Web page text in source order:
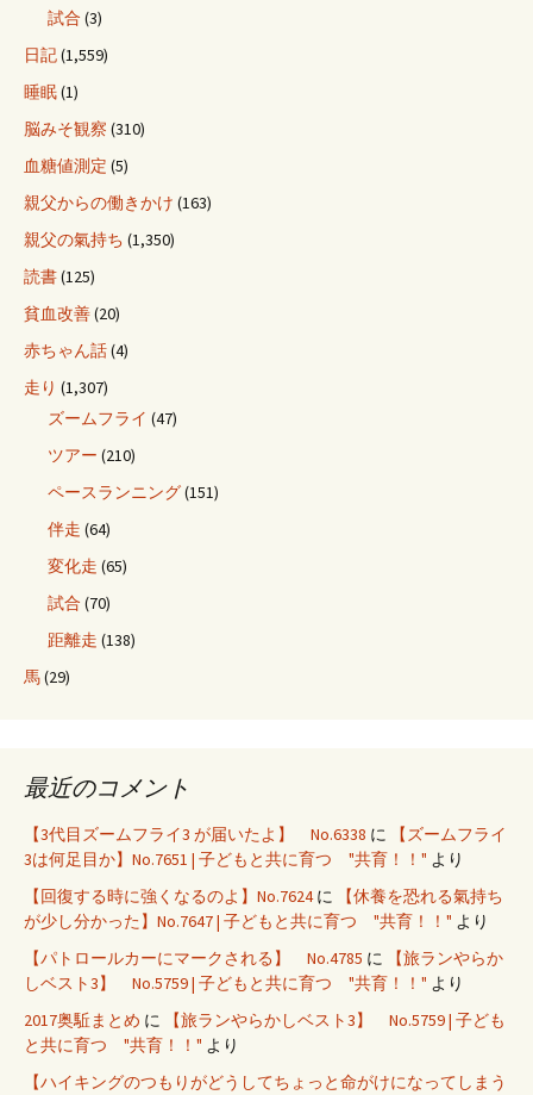
試合 (3)
日記(1,559)
睡眠(1)
脳みそ観察 (310)
血糖値測定 (5)
親父からの働きかけ (163)
親父の氣持ち (1,350)
読書(125)
貧血改善(20)
赤ちゃん話(4)
走り (1,307)
ズームフライ (47)
ツアー (210)
ペースランニング(151)
伴走 (64)
変化走 (65)
試合 (70)
距離走 (138)
馬(29)
最近のコメント
【3代目ズームフライ3 が届いたよ】 No.6338 に
【ズームフライ
3は何足目か】No.7651 | 子どもと共に育つ "共育！！" より
【回復する時に強くなるのよ】No.7624に
【休養を恐れる氣持ち
が少し分かった】No.7647 | 子どもと共に育つ "共育！！" より
【パトロールカーにマークされる】 No.4785 に
【旅ランやらか
しベスト3】 No.5759 | 子どもと共に育つ "共育！！" より
2017奥駈まとめ に
【旅ランやらかしベスト3】 No.5759 | 子ども
と共に育つ "共育！！" より
【ハイキングのつもりがどうしてちょっと命がけになってしまう